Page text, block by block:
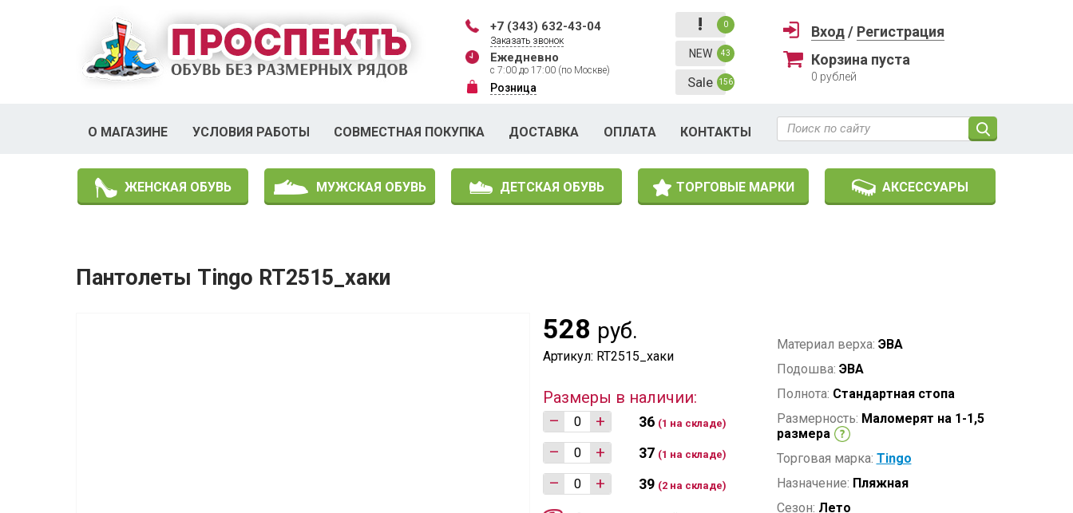
+7 (343) 632-43-04
Заказать звонок
Ежедневно
с 7:00 до 17:00 (по Москве)
Розница
! 0
NEW 43
Sale 156
Вход / Регистрация
Корзина пуста
0 рублей
О МАГАЗИНЕ УСЛОВИЯ РАБОТЫ СОВМЕСТНАЯ ПОКУПКА ДОСТАВКА ОПЛАТА КОНТАКТЫ
ЖЕНСКАЯ ОБУВЬ МУЖСКАЯ ОБУВЬ ДЕТСКАЯ ОБУВЬ ТОРГОВЫЕ МАРКИ АКСЕССУАРЫ
Пантолеты Tingo RT2515_хаки
528 руб.
Артикул: RT2515_хаки
Размеры в наличии:
–
+ 36 (1 на складе)
– + 37 (1 на складе)
– + 39 (2 на складе)
Материал верха: ЭВА
Подошва: ЭВА
Полнота: Стандартная стопа
Размерность: Маломерят на 1-1,5
размера
Торговая марка: Tingo
Назначение: Пляжная
Сезон: Лето